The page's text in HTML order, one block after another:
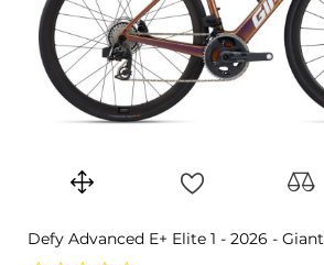
Defy Advanced E+ Elite 1 - 2026 - Giant